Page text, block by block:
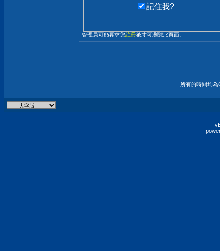
記住我?
管理員可能要求您註冊後才可瀏覽此頁面。
所有的時間均為